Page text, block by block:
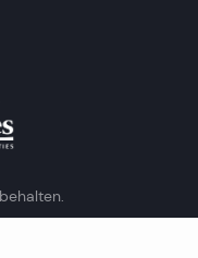
+385 98 384 007